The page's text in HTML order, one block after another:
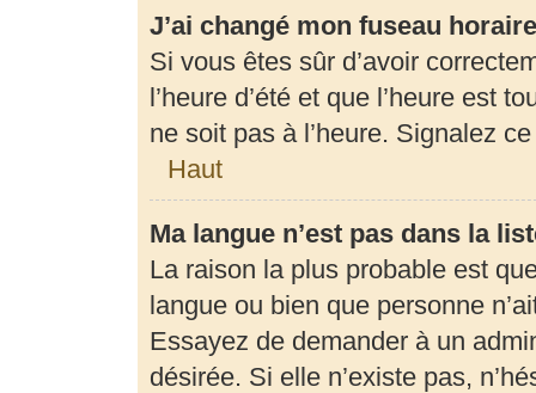
J’ai changé mon fuseau
Si vous êtes sûr d’avoir
l’heure d’été et que l’heure est
ne soit pas à l’heure. Signalez
Haut
Ma langue n’est pas dans la
La raison la plus probable est
langue ou bien que personne
Essayez de demander à un
désirée. Si elle n’existe pas,